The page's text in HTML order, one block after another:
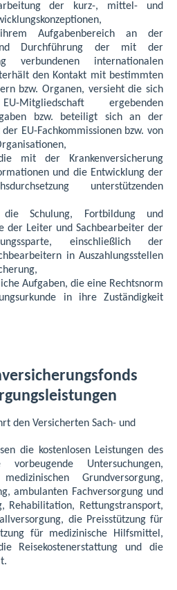
der kurz-, mittel- und
Aufgabenbereich an der
Durchführung der mit der
verbundenen internationalen
den Kontakt mit bestimmten
bzw. Organen, versieht die sich
ergebenden
bzw. beteiligt sich an der
EU-Fachkommissionen bzw. von
mit der Krankenversicherung
und die Entwicklung der
unterstützenden
Schulung, Fortbildung und
der Leiter und Sachbearbeiter der
einschließlich der
in Auszahlungsstellen
Aufgaben, die eine Rechtsnorm
in ihre Zuständigkeit
den Versicherten Sach- und
die kostenlosen Leistungen des
vorbeugende Untersuchungen,
Grundversorgung,
ambulanten Fachversorgung und
Rehabilitation, Rettungstransport,
die Preisstützung für
für medizinische Hilfsmittel,
Reisekostenerstattung und die